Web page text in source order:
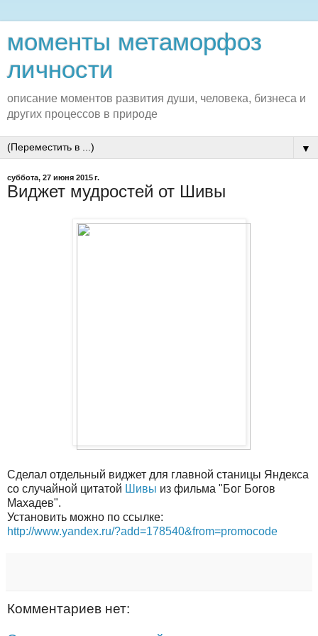
моменты метаморфоз
личности
описание моментов развития души, человека, бизнеса и
других процессов в природе
▼
суббота, 27 июня 2015 г.
Виджет мудростей от Шивы
Сделал отдельный виджет для главной станицы Яндекса
со случайной цитатой Шивы из фильма "Бог Богов
Махадев".
Установить можно по ссылке:
http://www.yandex.ru/?add=178540&from=promocode
Комментариев нет: